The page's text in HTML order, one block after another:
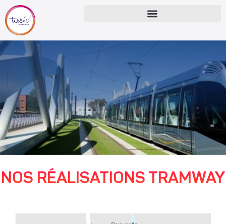
NOS RÉALISATIONS TRAMWAY